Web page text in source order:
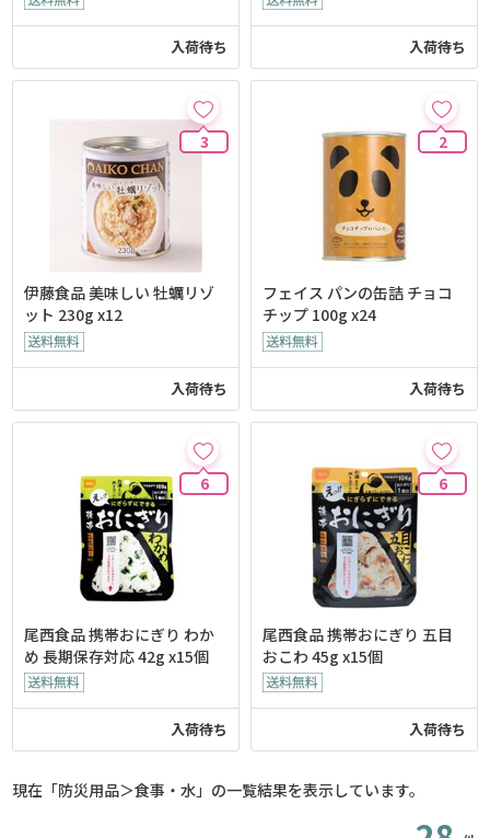
入荷待ち 入荷待ち
3
伊藤食品 美味しい 牡蠣リゾ
ット 230g x12
入荷待ち
2
フェイス パンの缶詰 チョコ
チップ 100g x24
入荷待ち
6
尾西食品 携帯おにぎり わか
め 長期保存対応 42g x15個
入荷待ち
6
尾西食品 携帯おにぎり 五目
おこわ 45g x15個
入荷待ち
現在「防災用品＞食事・水」の一覧結果を表示しています。